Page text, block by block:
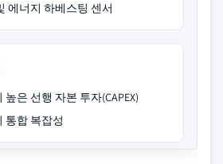
에너지 하베스팅 센서
은 선행 자본 투자(CAPEX)
통합 복잡성